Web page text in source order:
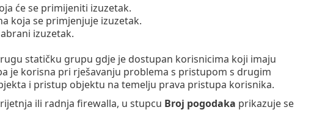
će se primijeniti izuzetak.
koja se primjenjuje izuzetak.
izuzetak.
statičku grupu gdje je dostupan korisnicima koji imaju
je korisna pri rješavanju problema s pristupom s drugim
i pristup objektu na temelju prava pristupa korisnika.
ili radnja firewalla, u stupcu Broj pogodaka prikazuje se